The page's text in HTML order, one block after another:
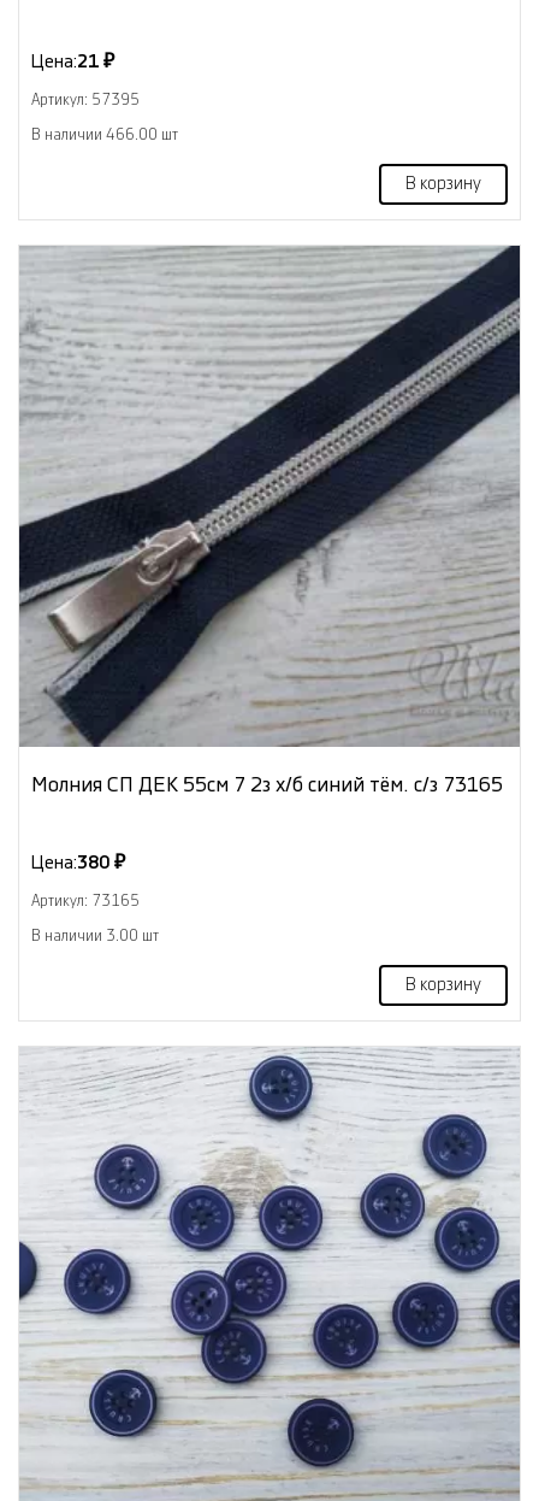
Цена:21 ₽
Артикул: 57395
В наличии 466.00 шт
В корзину
Молния СП ДЕК 55см 7 2з х/б синий тём. с/з 73165
Цена:380 ₽
Артикул: 73165
В наличии 3.00 шт
В корзину